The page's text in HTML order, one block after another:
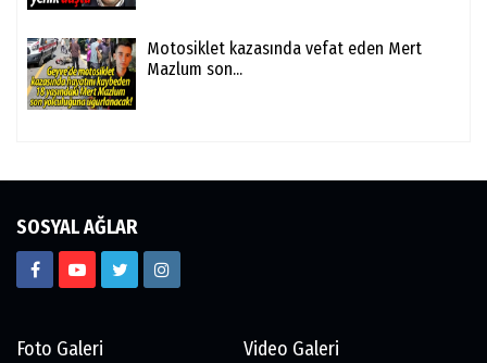
Motosiklet kazasında vefat eden Mert
Mazlum son...
SOSYAL AĞLAR
Foto Galeri
Video Galeri